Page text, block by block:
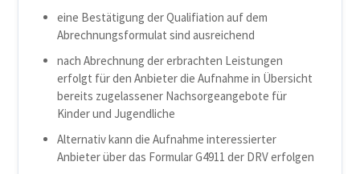
eine Bestätigung der Qualifiation auf dem
Abrechnungsformulat sind ausreichend
nach Abrechnung der erbrachten Leistungen
erfolgt für den Anbieter die Aufnahme in Übersicht
bereits zugelassener Nachsorgeangebote für
Kinder und Jugendliche
Alternativ kann die Aufnahme interessierter
Anbieter über das Formular G4911 der DRV erfolgen